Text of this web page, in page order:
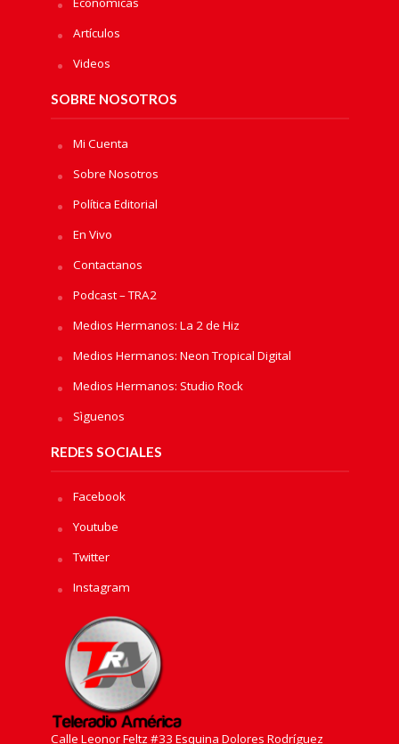
Artículos
Videos
SOBRE NOSOTROS
Mi Cuenta
Sobre Nosotros
Política Editorial
En Vivo
Contactanos
Podcast – TRA2
Medios Hermanos: La 2 de Hiz
Medios Hermanos: Neon Tropical Digital
Medios Hermanos: Studio Rock
Sìguenos
REDES SOCIALES
Facebook
Youtube
Twitter
Instagram
Calle Leonor Feltz #33 Esquina Dolores Rodríguez